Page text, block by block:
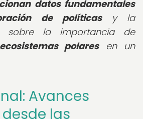
datos fundamentales
de políticasy la
la importancia de
polaresen un
Avances
las